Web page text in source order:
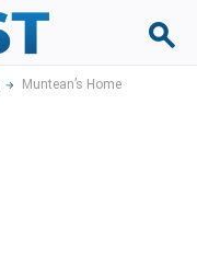
Muntean’s Home